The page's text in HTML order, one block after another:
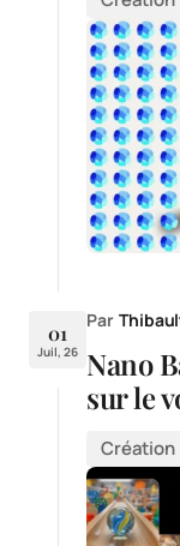
01
Juil, 26
Par
Nano
sur le
Création